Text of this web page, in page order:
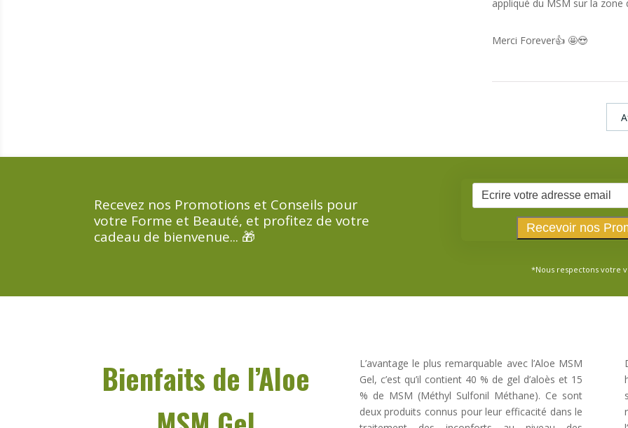
appliqué du MSM sur la
Merci Forever👍 🤩😍
Recevez nos Promotions et Conseils pour
votre Forme et Beauté, et profitez de votre
cadeau de bienvenue... 🎁
*Nous respectons votre
Bienfaits de l’Aloe
L’avantage le plus remarquable avec l’Aloe MSM
Gel, c’est qu’il contient 40 % de gel d’aloès et 15
% de MSM (Méthyl Sulfonil Méthane). Ce sont
deux produits connus pour leur efficacité dans le